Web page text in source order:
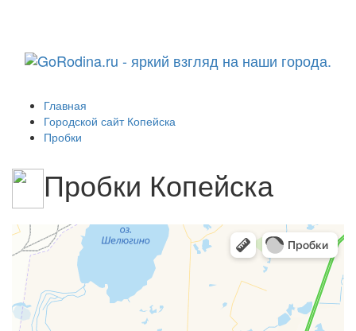
Главная
Городской сайт Копейска
Пробки
Пробки Копейска